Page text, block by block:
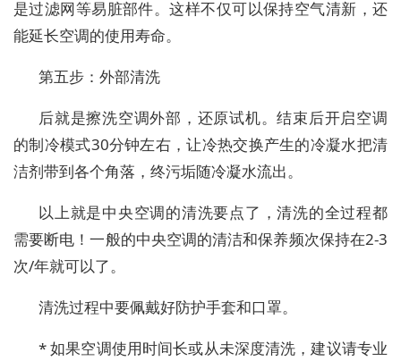
是过滤网等易脏部件。这样不仅可以保持空气清新，还
能延长空调的使用寿命。
第五步：外部清洗
后就是擦洗空调外部，还原试机。结束后开启空调
的制冷模式30分钟左右，让冷热交换产生的冷凝水把清
洁剂带到各个角落，终污垢随冷凝水流出。
以上就是中央空调的清洗要点了，清洗的全过程都
需要断电！一般的中央空调的清洁和保养频次保持在2-3
次/年就可以了。
清洗过程中要佩戴好防护手套和口罩。
* 如果空调使用时间长或从未深度清洗，建议请专业